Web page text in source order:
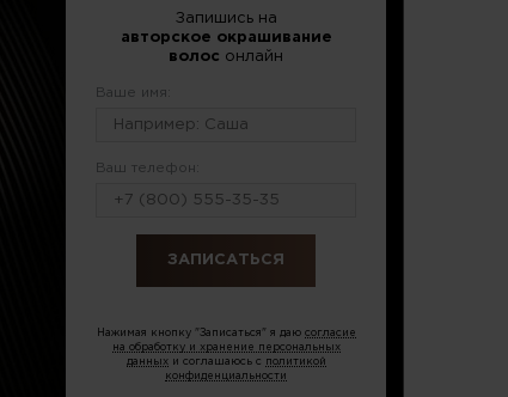
Запишись на
авторское окрашивание
волос онлайн
Ваше имя:
Ваш телефон:
Нажимая кнопку "Записаться" я даю согласие
на обработку и хранение персональных
данныхи соглашаюсь с
политикой
конфиденциальности